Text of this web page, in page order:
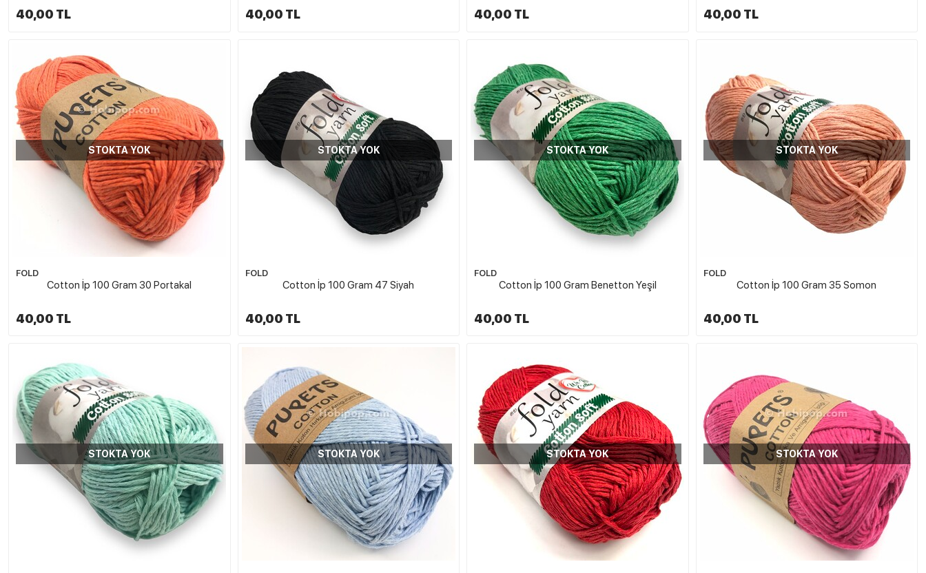
40,00 TL 40,00 TL 40,00 TL 40,00 TL
STOKTA YOK
FOLD
Cotton İp 100 Gram 30 Portakal
40,00 TL
STOKTA YOK
FOLD
Cotton İp 100 Gram 47 Siyah
40,00 TL
STOKTA YOK
FOLD
Cotton İp 100 Gram Benetton Yeşil
40,00 TL
STOKTA YOK
FOLD
Cotton İp 100 Gram 35 Somon
40,00 TL
STOKTA YOK STOKTA YOK STOKTA YOK STOKTA YOK